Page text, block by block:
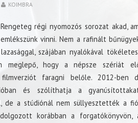
KOIMBRA
Rengeteg régi nyomozós sorozat akad,
emlékszünk vinni. Nem a rafinált
szájában nyalókával
meglepő, hogy a népsze szériát
filmverziót faragni belőle. 2012-ben
és szólíthatja a
de a stúdiónál nem süllyesztették a
dolgozott korábban a forgatókönyvön,